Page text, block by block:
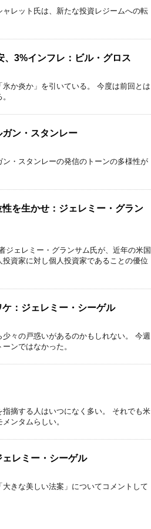
レット氏は、新たな投資レジームへの転
、3%インフレ：ビル・グロス
か炎か」を引いている。 今度は前回とは
ン・スタンレー
・スタンレーの発信のトーンの多様性が
を生かせ：ジェレミー・グラン
ジェレミー・グランサム氏が、近年の米国
資家に対し個人投資家であることの優位
：ジェレミー・シーゲル
々の戸惑いがあるのかもしれない。 今週
ンではなかった。
摘する人はいつになく多い。 それでも米
ンタムらしい。
レミー・シーゲル
きな美しい法案」についてコメントして